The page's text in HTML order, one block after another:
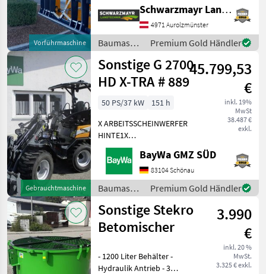
Vorführmaschine
Tragkraft VFG-gebraucht
Das Verkaufsteam der Fa.
Schwarzmayr Landtechnik GmbH - Aurolzmünster
4971 Aurolzmünster
Baumaschinen
/ Sonstige
Premium Gold Händler
Gebrauchtmaschine
Sonstige G 2700
HD X-TRA # 889
45.799,53
€
inkl. 19%
MwSt
38.487 €
exkl.
50 PS/37 kW
151 h
X ARBEITSSCHEINWERFER
HINTE1X
ARBEITSSCHEINWERFER
VORNE1X
HECKGEWICHTSPLATTE 62
KG1X
HYDRAULIKKREISLAUF
DPPPEL31X15.50-15
SKIDDATENBESCHEINIGUNG
BRD 20 KMDRUCKFREIER
BayWa GMZ SÜD
83104 Schönau
Baumaschinen
/ Sonstige
Premium Gold Händler
Sonstige Stekro
Betomischer
3.990
€
inkl. 20 %
MwSt.
3.325 € exkl.
- 1200 Liter Behälter -
Hydraulik Antrieb - 3